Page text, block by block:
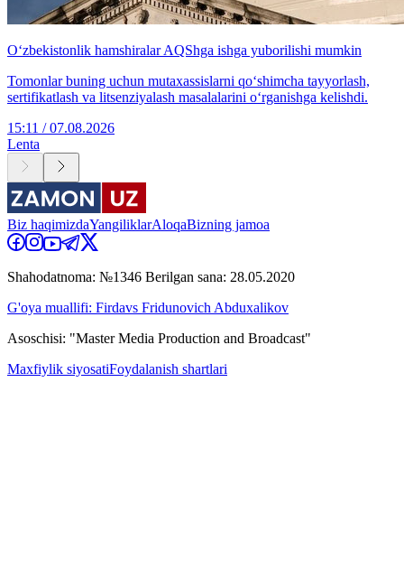
O‘zbekistonlik hamshiralar AQShga ishga yuborilishi mumkin
Tomonlar buning uchun mutaxassislarni qo‘shimcha tayyorlash,
sertifikatlash va litsenziyalash masalalarini o‘rganishga kelishdi.
15:11 / 07.08.2026
Lenta
Biz haqimizdaYangiliklarAloqaBizning jamoa
Shahodatnoma: №1346 Berilgan sana: 28.05.2020
G'oya muallifi: Firdavs Fridunovich Abduxalikov
Asoschisi: "Master Media Production and Broadcast"
Maxfiylik siyosatiFoydalanish shartlari